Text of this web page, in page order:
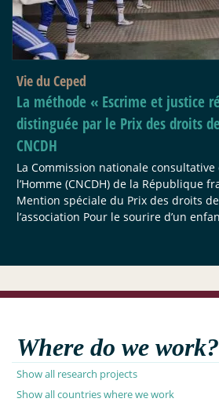
Vie du Ceped
La méthode « Escrime et justice
distinguée par le Prix des droits
CNCDH
La Commission nationale
l’Homme (CNCDH) de la République
Mention spéciale du Prix des droits de
l’association Pour le sourire d’un
Where do we work?
Show all research projects
Show all countries where we work